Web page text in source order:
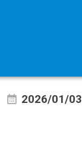
2026/01/03